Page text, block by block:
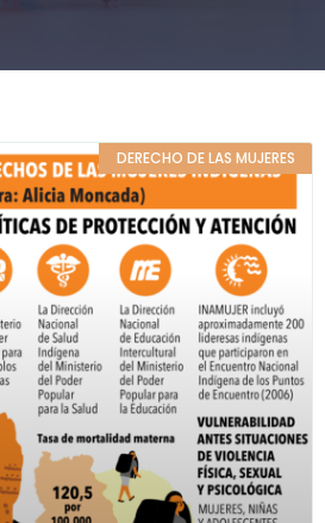
DERECHO DE LAS MUJERES